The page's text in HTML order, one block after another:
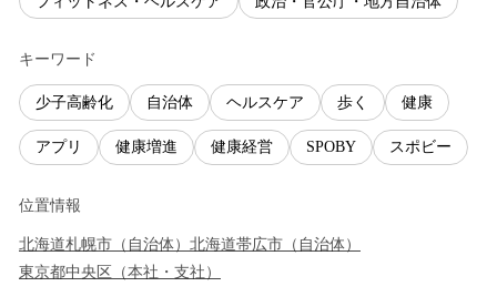
キーワード
少子高齢化 自治体 ヘルスケア 歩く 健康
アプリ 健康増進 健康経営 SPOBY スポビー
位置情報
北海道札幌市 （ 自治体） 北海道帯広市 （ 自治体）
東京都中央区 （本社・支社 ）